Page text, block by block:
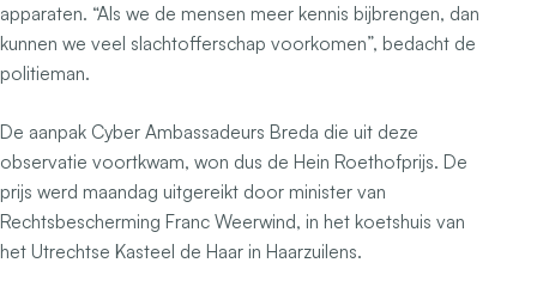
apparaten. “Als we de mensen meer kennis bijbrengen, dan
kunnen we veel slachtofferschap voorkomen”, bedacht de
politieman.
De aanpak Cyber Ambassadeurs Breda die uit deze
observatie voortkwam, won dus de Hein Roethofprijs. De
prijs werd maandag uitgereikt door minister van
Rechtsbescherming Franc Weerwind, in het koetshuis van
het Utrechtse Kasteel de Haar in Haarzuilens.